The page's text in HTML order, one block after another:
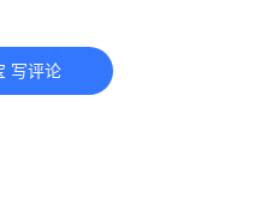
写评论